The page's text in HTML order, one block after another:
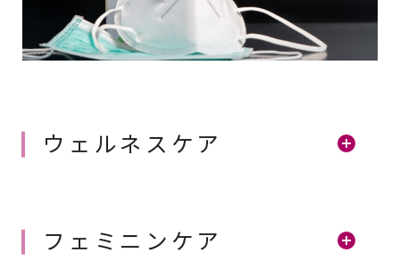
ウェルネスケア
フェミニンケア